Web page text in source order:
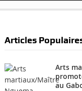
Articles
Arts
au